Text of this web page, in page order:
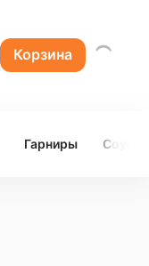
Корзина
Гарниры Соусы